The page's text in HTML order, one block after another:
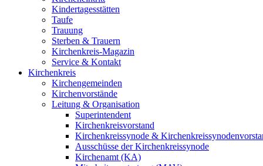
Kindertagesstätten
Taufe
Trauung
Sterben & Trauern
Kirchenkreis-Magazin
Service & Kontakt
Kirchenkreis
Kirchengemeinden
Kirchenvorstände
Leitung & Organisation
Superintendent
Kirchenkreisvorstand
Kirchenkreissynode &
Ausschüsse der Kirchenkreissynode
Kirchenamt (KA)